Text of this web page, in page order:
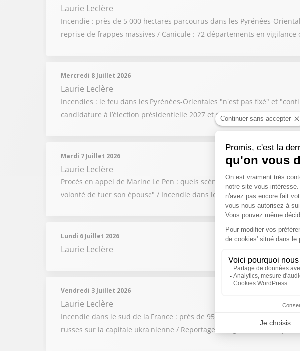
Laurie Leclère
Incendie : près de 5 000 hectares parcourus dans les Pyrénées-
reprise de frappes massives / Canicule : 72 départements en vigilance
Mercredi 8 Juillet 2026
Laurie Leclère
Incendies : le feu dans les Pyrénées-Orientales "n'est pas fixé" et
candidature à l’élection présidentielle 2027 et son pourvoi en
Mardi 7 Juillet 2026
Laurie Leclère
Procès en appel de Marine Le Pen : quels scénarios après le verdict
volonté de tuer son épouse" / Incendie dans les Pyrénées-Orientales :
Lundi 6 Juillet 2026
Laurie Leclère
Vendredi 3 Juillet 2026
Laurie Leclère
Incendie dans le sud de la France : près de 950 hectares parcourus
russes sur la capitale ukrainienne / Reportage : les galères des départs